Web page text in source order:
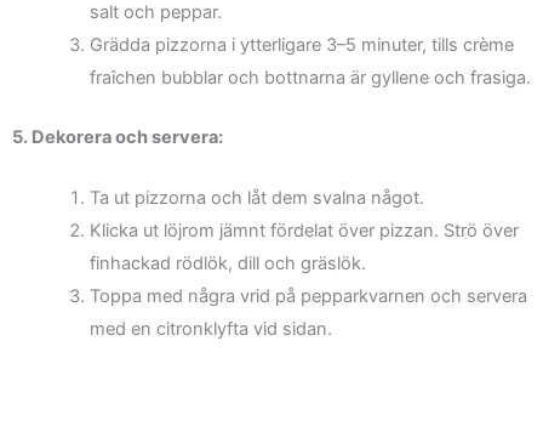
salt och peppar.
Grädda pizzorna i ytterligare 3–5 minuter, tills crème
fraîchen bubblar och bottnarna är gyllene och frasiga.
5. Dekorera och servera:
Ta ut pizzorna och låt dem svalna något.
Klicka ut löjrom jämnt fördelat över pizzan. Strö över
finhackad rödlök, dill och gräslök.
Toppa med några vrid på pepparkvarnen och servera
med en citronklyfta vid sidan.